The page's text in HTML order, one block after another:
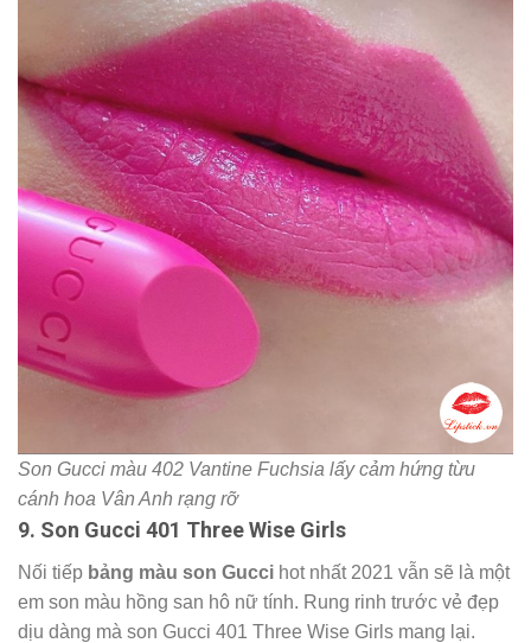
“Dù ai nói ngả nói nghiêng. Son hồng vẫn đỉnh đúng không
cả nhà.” Có thể nói son hồng là nỗi ám ảnh của nhiều
người. Tuy nhiên,
son Gucci 402 Vantine Fuchsialại
mang đến một vẻ đẹp hoàn toàn mới lạ với sắc hồng hoa
vân anh mộng mơ. Nếu biết cách đánh, cẩn thận nếu
không nàng sẽ bị nghiệnson Gucci Vantine Fuchsiađó
nha.